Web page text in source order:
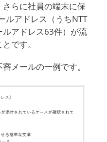
らに社員の端末に保
ルアドレス（うちNTT
アドレス63件）が流
です。
メールの一例です。